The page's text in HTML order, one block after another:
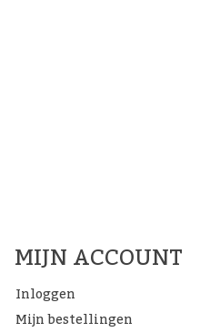
MIJN ACCOUNT
Inloggen
Mijn bestellingen